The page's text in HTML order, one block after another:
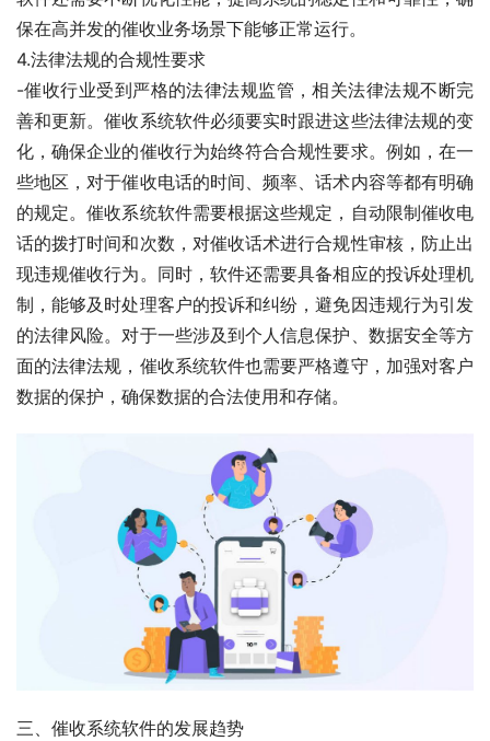
保在高并发的催收业务场景下能够正常运行。
4.法律法规的合规性要求
-催收行业受到严格的法律法规监管，相关法律法规不断完
善和更新。催收系统软件必须要实时跟进这些法律法规的变
化，确保企业的催收行为始终符合合规性要求。例如，在一
些地区，对于催收电话的时间、频率、话术内容等都有明确
的规定。催收系统软件需要根据这些规定，自动限制催收电
话的拨打时间和次数，对催收话术进行合规性审核，防止出
现违规催收行为。同时，软件还需要具备相应的投诉处理机
制，能够及时处理客户的投诉和纠纷，避免因违规行为引发
的法律风险。对于一些涉及到个人信息保护、数据安全等方
面的法律法规，催收系统软件也需要严格遵守，加强对客户
数据的保护，确保数据的合法使用和存储。
三、催收系统软件的发展趋势